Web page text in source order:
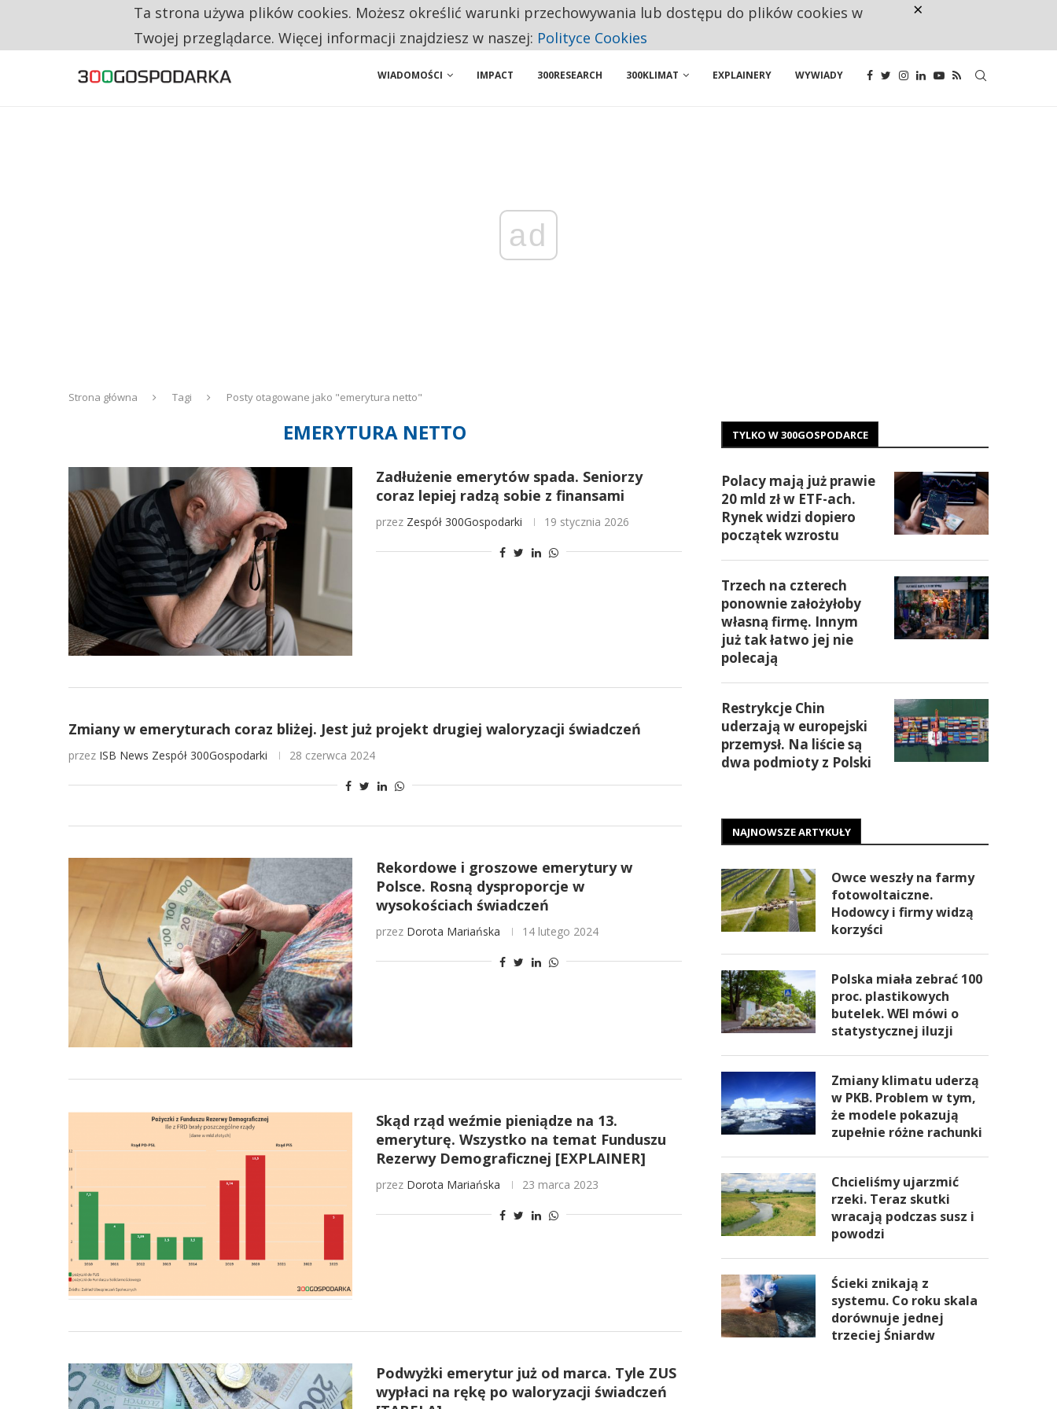
TRZECH NA CZTERECH PONOWNIE ZAŁOŻYŁOBY WŁASNĄ FIRMĘ. INNYM JUŻ TAK ŁATWO JEJ NIE POLECAJĄ
WIADOMOŚCI IMPACT 300RESEARCH 300KLIMAT EXPLAINERY WYWIADY
ad
Strona główna Tagi Posty otagowane jako "emerytura netto"
EMERYTURA NETTO
Zadłużenie emerytów spada. Seniorzy
coraz lepiej radzą sobie z finansami
przez Zespół 300Gospodarki 19 stycznia 2026
Zmiany w emeryturach coraz bliżej. Jest już projekt drugiej waloryzacji świadczeń
przez ISB News Zespół 300Gospodarki 28 czerwca 2024
Rekordowe i groszowe emerytury w
Polsce. Rosną dysproporcje w
wysokościach świadczeń
przez Dorota Mariańska 14 lutego 2024
Skąd rząd weźmie pieniądze na 13.
emeryturę. Wszystko na temat Funduszu
Rezerwy Demograficznej [EXPLAINER]
przez Dorota Mariańska 23 marca 2023
Podwyżki emerytur już od marca. Tyle ZUS
wypłaci na rękę po waloryzacji świadczeń
TYLKO W 300GOSPODARCE
Polacy mają już prawie
20 mld zł w ETF-ach.
Rynek widzi dopiero
początek wzrostu
Trzech na czterech
ponownie założyłoby
własną firmę. Innym
już tak łatwo jej nie
polecają
Restrykcje Chin
uderzają w europejski
przemysł. Na liście są
dwa podmioty z Polski
NAJNOWSZE ARTYKUŁY
Owce weszły na farmy
fotowoltaiczne.
Hodowcy i firmy widzą
korzyści
Polska miała zebrać 100
proc. plastikowych
butelek. WEI mówi o
statystycznej iluzji
Zmiany klimatu uderzą
w PKB. Problem w tym,
że modele pokazują
zupełnie różne rachunki
Chcieliśmy ujarzmić
rzeki. Teraz skutki
wracają podczas susz i
powodzi
Ścieki znikają z
systemu. Co roku skala
dorównuje jednej
trzeciej Śniardw
Ta strona używa plików cookies. Możesz określić warunki przechowywania lub dostępu do plików cookies w
Twojej przeglądarce. Więcej informacji znajdziesz w naszej: Polityce Cookies
×